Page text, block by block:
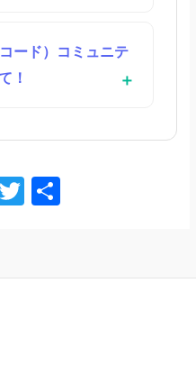
ード）コミュニテ
！
T
w
er